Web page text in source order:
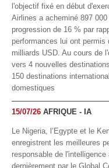
l'objectif fixé en début
Airlines a acheminé 897
progression de 16 % par
performances lui ont
milliards USD. Au cours de
vers 4 nouvelles
150 destinations
domestiques
15/07/26 AFRIQUE - IA
Le Nigeria, l’Egypte et le
enregistrent les meilleures
responsable de
dernièrement par le Global